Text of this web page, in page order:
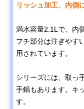
リッシュ加工、内側
満水容量2.1Lで、内
フチ部分は注ぎやす
用されています。
シリーズには、取っ
手鍋もあります。キ
す。